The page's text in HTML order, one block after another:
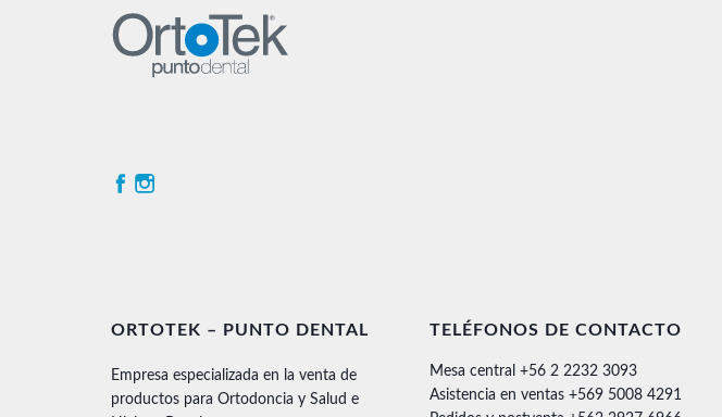
ORTOTEK – PUNTO DENTAL
Empresa especializada en la venta de
productos para Ortodoncia y Salud e
TELÉFONOS DE CONTACTO
Mesa central +56 2 2232 3093
Asistencia en ventas +569 5008 4291